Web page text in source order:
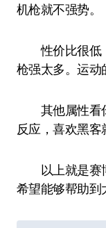
机枪就不强势。
性价比很低
枪强太多。运动
其他属性看
反应，喜欢黑客
以上就是赛博
希望能够帮助到